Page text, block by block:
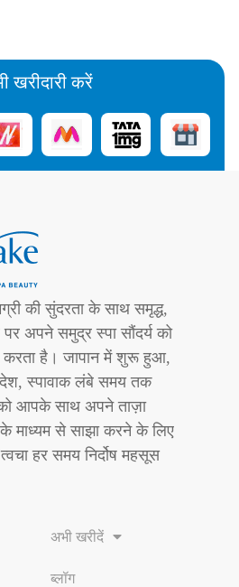
खरीदारी करें
की सुंदरता के साथ समृद्ध,
अपने समुद्र स्पा सौंदर्य को
है। जापान में शुरू हुआ,
स्पावाक लंबे समय तक
आपके साथ अपने ताज़ा
माध्यम से साझा करने के लिए
हर समय निर्दोष महसूस
अभी खरीदें
ब्लॉग